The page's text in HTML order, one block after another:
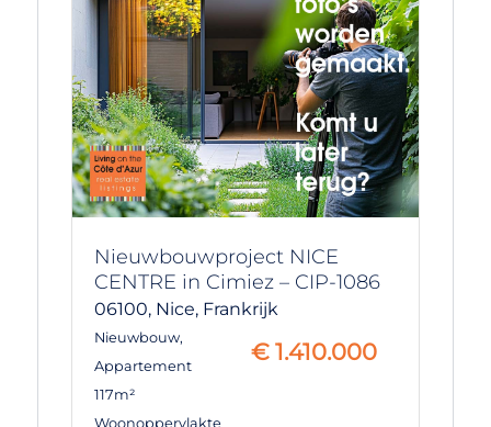
Nieuwbouwproject NICE
CENTRE in Cimiez – CIP-1086
06100, Nice, Frankrijk
Nieuwbouw,
Appartement
117m²
Woonoppervlakte
€ 1.410.000